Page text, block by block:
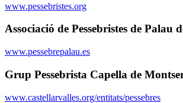
www.pessebristes.org
Associació de Pessebristes de Palau
www.pessebrepalau.es
Grup Pessebrista Capella de
www.castellarvalles.org/entitats/pessebres